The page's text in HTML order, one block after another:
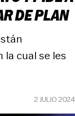
DE PLAN
cual se les
2 JULIO 2024